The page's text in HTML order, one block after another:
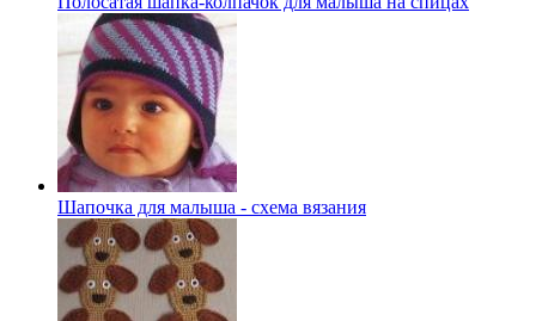
Шапочка для малыша - схема вязания